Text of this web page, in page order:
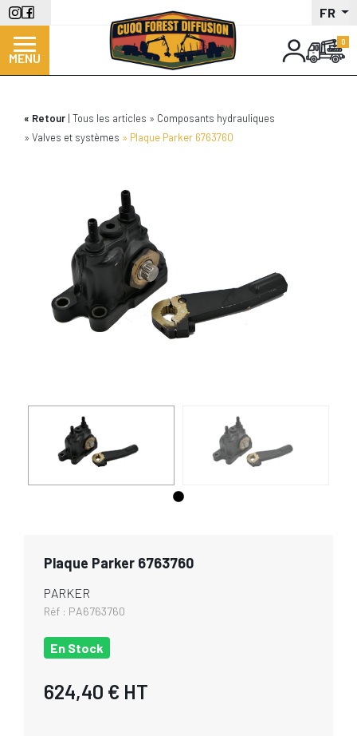
Aller
au
contenu
principal
FR
MENU
Retour Tous les articles
Composants hydrauliques
Valves et systèmes
Plaque Parker 6763760
Plaque Parker 6763760
PARKER
Réf : PA6763760
En Stock
624,40 € HT